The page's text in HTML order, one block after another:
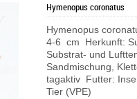
Hymenopus coronatus
Hymenopus
4-6 cm Herkunft:
Substrat- und
Sandmischung,
tagaktiv Futter:
Tier (VPE)